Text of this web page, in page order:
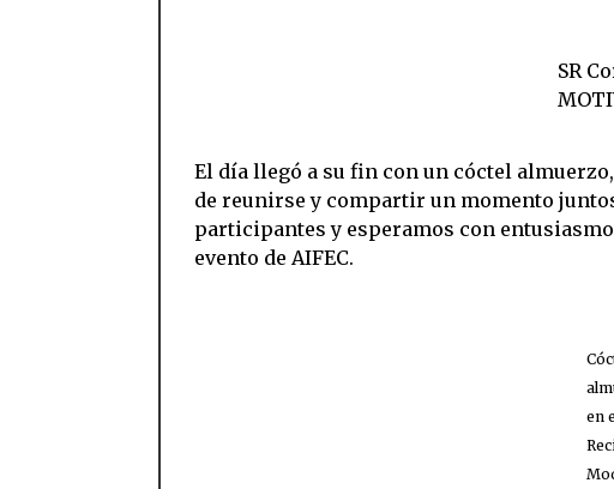
SR
El día llegó a su fin con un cóctel
de reunirse y compartir un momento
participantes y esperamos con
evento de AIFEC.
en